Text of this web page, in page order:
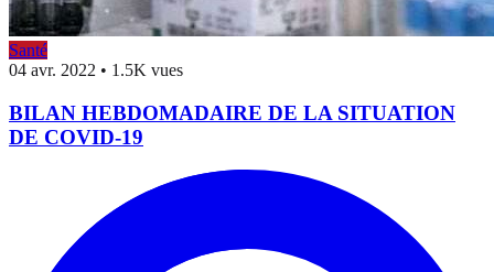
Santé
04 avr. 2022 • 1.5K vues
BILAN HEBDOMADAIRE DE LA SITUATION
DE COVID-19